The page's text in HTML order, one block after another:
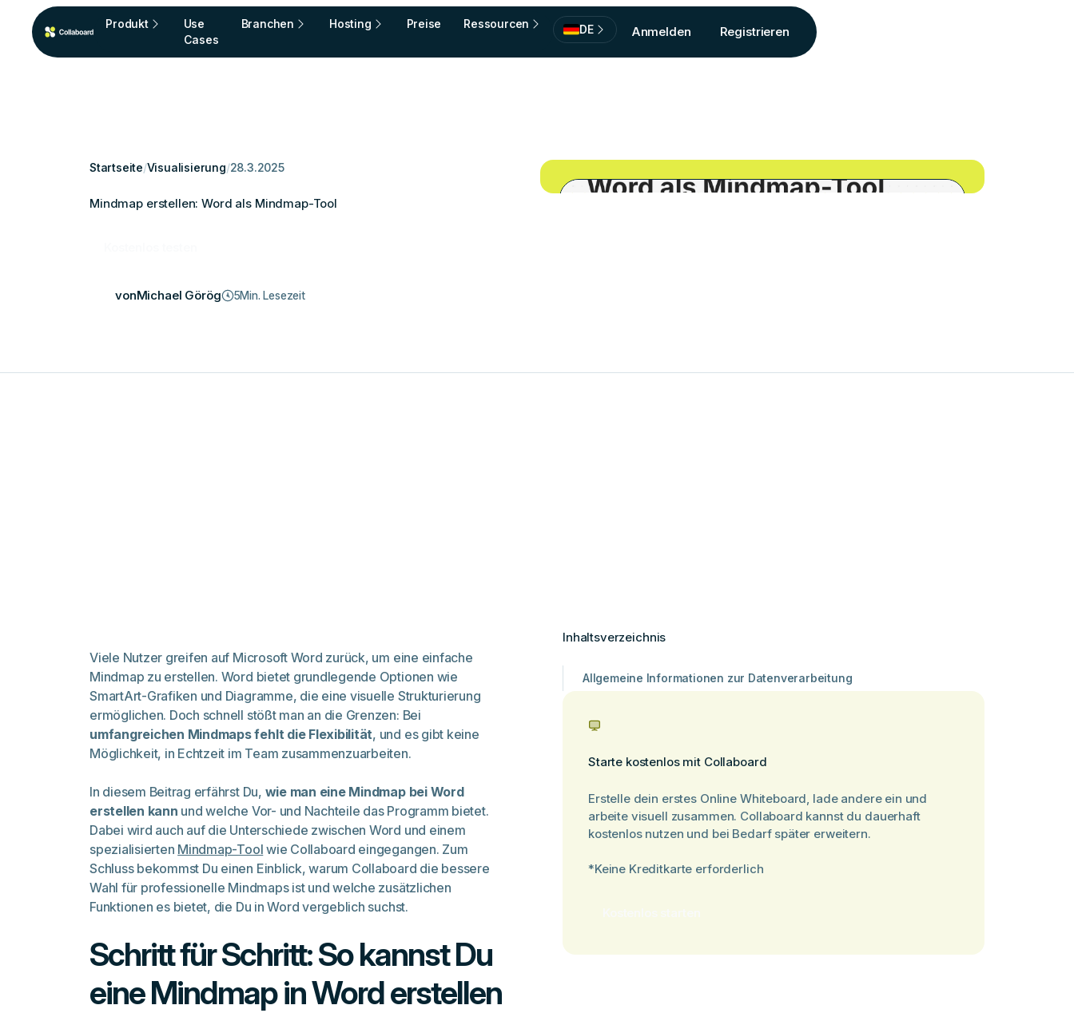
Produkt
Use
Cases
Branchen Hosting Preise Ressourcen DE Anmelden Registrieren
Startseite/Visualisierung/28.3.2025
Mindmap erstellen: Word als Mindmap-Tool
vonMichael Görög 5Min. Lesezeit
Viele Nutzer greifen auf Microsoft Word zurück, um eine einfache
Mindmap zu erstellen. Word bietet grundlegende Optionen wie
SmartArt-Grafiken und Diagramme, die eine visuelle Strukturierung
ermöglichen. Doch schnell stößt man an die Grenzen: Bei
umfangreichen Mindmaps fehlt die Flexibilität, und es gibt keine
Möglichkeit, in Echtzeit im Team zusammenzuarbeiten.
In diesem Beitrag erfährst Du, wie man eine Mindmap bei Word
erstellen kann und welche Vor- und Nachteile das Programm bietet.
Dabei wird auch auf die Unterschiede zwischen Word und einem
spezialisierten Mindmap-Tool wie Collaboard eingegangen. Zum
Schluss bekommst Du einen Einblick, warum Collaboard die bessere
Wahl für professionelle Mindmaps ist und welche zusätzlichen
Funktionen es bietet, die Du in Word vergeblich suchst.
Schritt für Schritt: So kannst Du
eine Mindmap in Word erstellen
Inhaltsverzeichnis
Allgemeine Informationen zur Datenverarbeitung
Starte kostenlos mit Collaboard
Erstelle dein erstes Online Whiteboard, lade andere ein und
arbeite visuell zusammen. Collaboard kannst du dauerhaft
kostenlos nutzen und bei Bedarf später erweitern.
*Keine Kreditkarte erforderlich